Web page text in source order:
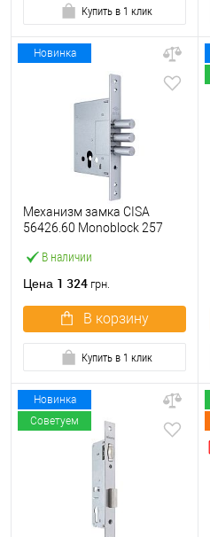
Купить в 1 клик
Новинка
В наличии
Механизм замка CISA
56426.60 Monoblock 257
Цена 1 324 грн.
В корзину
Купить в 1 клик
Новинка
Советуем